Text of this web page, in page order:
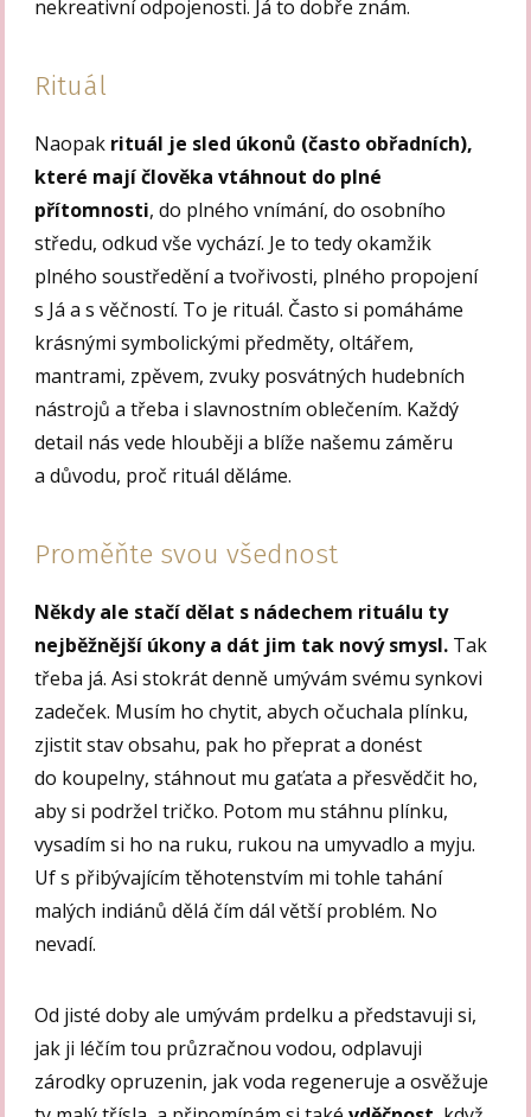
nekreativní odpojenosti. Já to dobře znám.
Rituál
Naopak rituál je sled úkonů (často obřadních),
které mají člověka vtáhnout do plné
přítomnosti, do plného vnímání, do osobního
středu, odkud vše vychází. Je to tedy okamžik
plného soustředění a tvořivosti, plného propojení
s Já a s věčností. To je rituál. Často si pomáháme
krásnými symbolickými předměty, oltářem,
mantrami, zpěvem, zvuky posvátných hudebních
nástrojů a třeba i slavnostním oblečením. Každý
detail nás vede hlouběji a blíže našemu záměru
a důvodu, proč rituál děláme.
Proměňte svou všednost
Někdy ale stačí dělat s nádechem rituálu ty
nejběžnější úkony a dát jim tak nový smysl. Tak
třeba já. Asi stokrát denně umývám svému synkovi
zadeček. Musím ho chytit, abych očuchala plínku,
zjistit stav obsahu, pak ho přeprat a donést
do koupelny, stáhnout mu gaťata a přesvědčit ho,
aby si podržel tričko. Potom mu stáhnu plínku,
vysadím si ho na ruku, rukou na umyvadlo a myju.
Uf s přibývajícím těhotenstvím mi tohle tahání
malých indiánů dělá čím dál větší problém. No
nevadí.
Od jisté doby ale umývám prdelku a představuji si,
jak ji léčím tou průzračnou vodou, odplavuji
zárodky opruzenin, jak voda regeneruje a osvěžuje